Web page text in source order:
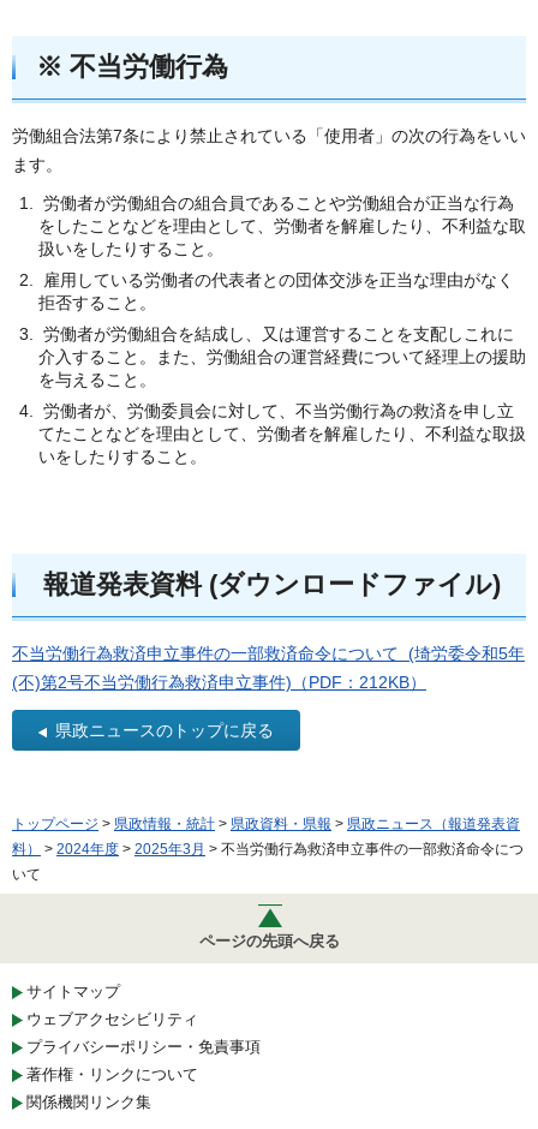
※ 不当労働行為
労働組合法第7条により禁止されている「使用者」の次の行為をいい
ます。
労働者が労働組合の組合員であることや労働組合が正当な行為
をしたことなどを理由として、労働者を解雇したり、不利益な取
扱いをしたりすること。
雇用している労働者の代表者との団体交渉を正当な理由がなく
拒否すること。
労働者が労働組合を結成し、又は運営することを支配しこれに
介入すること。また、労働組合の運営経費について経理上の援助
を与えること。
労働者が、労働委員会に対して、不当労働行為の救済を申し立
てたことなどを理由として、労働者を解雇したり、不利益な取扱
いをしたりすること。
報道発表資料 (ダウンロードファイル)
不当労働行為救済申立事件の一部救済命令について (埼労委令和5年
(不)第2号不当労働行為救済申立事件)（PDF：212KB）
県政ニュースのトップに戻る
トップページ > 県政情報・統計 > 県政資料・県報 > 県政ニュース（報道発表資
料）
> 2024年度 > 2025年3月 > 不当労働行為救済申立事件の一部救済命令につ
いて
ページの先頭へ戻る
サイトマップ
ウェブアクセシビリティ
プライバシーポリシー・免責事項
著作権・リンクについて
関係機関リンク集